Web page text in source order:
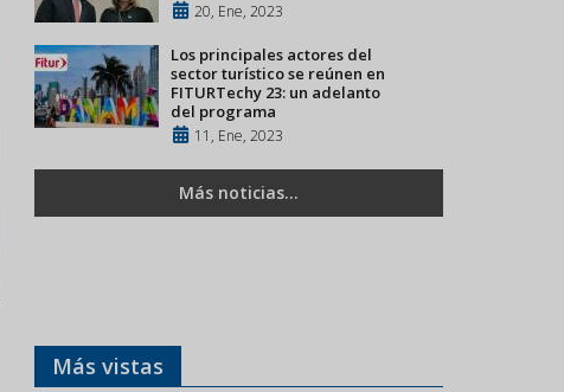
20, Ene, 2023
Los principales actores del
sector turístico se reúnen en
FITURTechy 23: un adelanto
del programa
11, Ene, 2023
Más noticias...
Más vistas